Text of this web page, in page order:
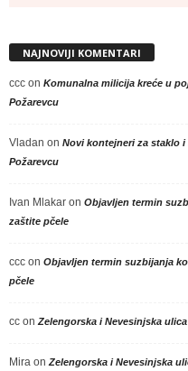
NAJNOVIJI KOMENTARI
ccc on Komunalna milicija kreće u
Požarevcu
Vladan on Novi kontejneri za staklo
Požarevcu
Ivan Mlakar on Objavljen termin
zaštite pčele
ccc on Objavljen termin suzbijanja
pčele
cc onZelengorska i Nevesinjska
Mira onZelengorska i Nevesinjska